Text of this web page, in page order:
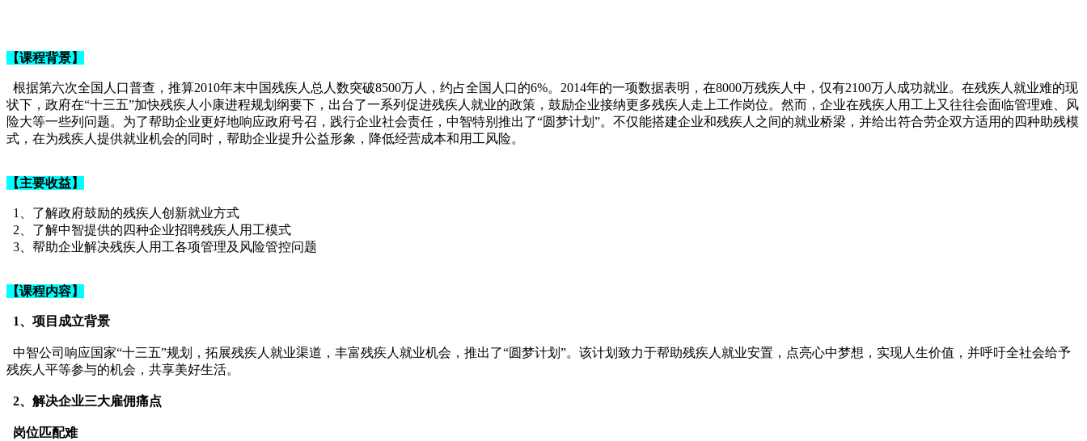
【课程背景】
根据第六次全国人口普查，推算2010年末中国残疾人总人数突破8500万人，约占全国人口的6%。2014年的一项数据表明，在8000万残疾人中，仅有2100万人成功就业。在残疾人就业难的现
状下，政府在“十三五”加快残疾人小康进程规划纲要下，出台了一系列促进残疾人就业的政策，鼓励企业接纳更多残疾人走上工作岗位。然而，企业在残疾人用工上又往往会面临管理难、风
险大等一些列问题。为了帮助企业更好地响应政府号召，践行企业社会责任，中智特别推出了“圆梦计划”。不仅能搭建企业和残疾人之间的就业桥梁，并给出符合劳企双方适用的四种助残模
式，在为残疾人提供就业机会的同时，帮助企业提升公益形象，降低经营成本和用工风险。
【主要收益】
1、了解政府鼓励的残疾人创新就业方式
2、了解中智提供的四种企业招聘残疾人用工模式
3、帮助企业解决残疾人用工各项管理及风险管控问题
【课程内容】
1、项目成立背景
中智公司响应国家“十三五”规划，拓展残疾人就业渠道，丰富残疾人就业机会，推出了“圆梦计划”。该计划致力于帮助残疾人就业安置，点亮心中梦想，实现人生价值，并呼吁全社会给予
残疾人平等参与的机会，共享美好生活。
2、解决企业三大雇佣痛点
岗位匹配难